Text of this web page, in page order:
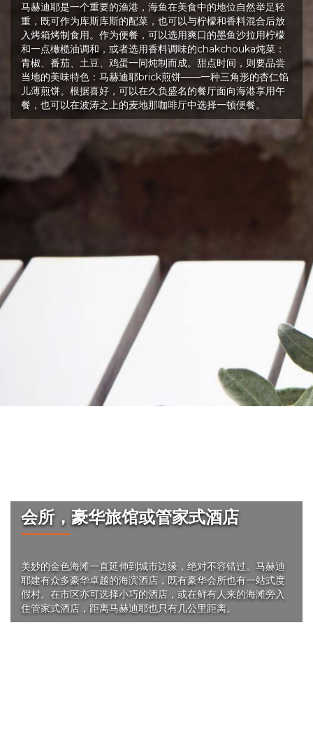
马赫迪耶是一个重要的渔港，海鱼在美食中的地位自然举足轻
重，既可作为库斯库斯的配菜，也可以与柠檬和香料混合后放
入烤箱烤制食用。作为便餐，可以选用爽口的墨鱼沙拉用柠檬
和一点橄榄油调和，或者选用香料调味的chakchouka炖菜：
青椒、番茄、土豆、鸡蛋一同炖制而成。甜点时间，则要品尝
当地的美味特色：马赫迪耶brick煎饼——一种三角形的杏仁馅
儿薄煎饼。根据喜好，可以在久负盛名的餐厅面向海港享用午
餐，也可以在波涛之上的麦地那咖啡厅中选择一顿便餐。
会所，豪华旅馆或管家式酒店
美妙的金色海滩一直延伸到城市边缘，绝对不容错过。马赫迪
耶建有众多豪华卓越的海滨酒店，既有豪华会所也有一站式度
假村。在市区亦可选择小巧的酒店，或在鲜有人来的海滩旁入
住管家式酒店，距离马赫迪耶也只有几公里距离。